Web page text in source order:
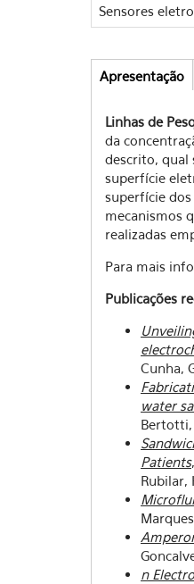
Sensores
Abas
Apresentação
Linhas de
da
descrito, qual
superfície
superfície
mecanismos
realizadas
Para mais
Publicações
Cunha,
water
Bertotti,
Patients
Rubilar,
n